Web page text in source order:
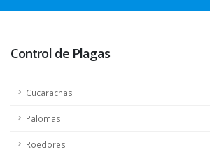
Control de Plagas
Cucarachas
Palomas
Roedores